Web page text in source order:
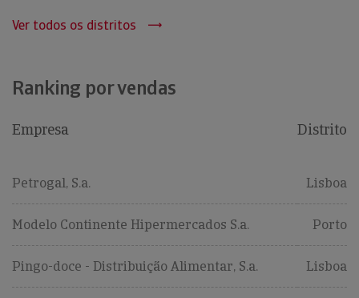
Ver todos os distritos
Ranking por vendas
Empresa Distrito
Petrogal, S.a. Lisboa
Modelo Continente Hipermercados S.a. Porto
Pingo-doce - Distribuição Alimentar, S.a. Lisboa